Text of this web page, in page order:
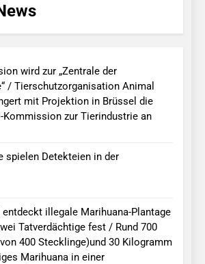
wird zur „Zentrale der
/ Tierschutzorganisation Animal
mit Projektion in Brüssel die
Kommission zur Tierindustrie an
spielen Detekteien in der
entdeckt illegale Marihuana-Plantage
Tatverdächtige fest / Rund 700
400 Stecklinge)und 30 Kilogramm
Marihuana in einer